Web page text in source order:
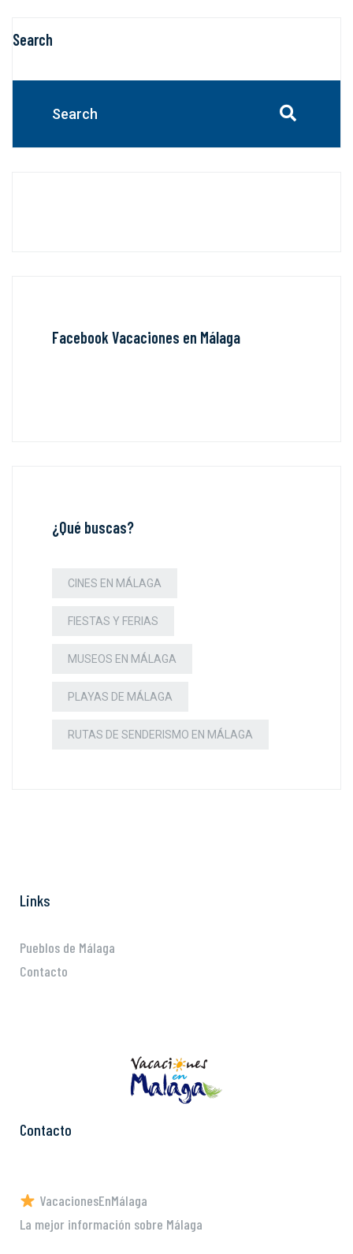
Search
Facebook Vacaciones en Málaga
¿Qué buscas?
CINES EN MÁLAGA
FIESTAS Y FERIAS
MUSEOS EN MÁLAGA
PLAYAS DE MÁLAGA
RUTAS DE SENDERISMO EN MÁLAGA
Links
Pueblos de Málaga
Contacto
Contacto
VacacionesEnMálaga
La mejor información sobre Málaga